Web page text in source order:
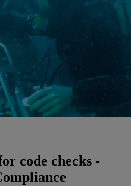
code checks -